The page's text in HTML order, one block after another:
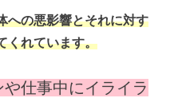
への悪影響とそれに対す
くれています。
仕事中にイライラ